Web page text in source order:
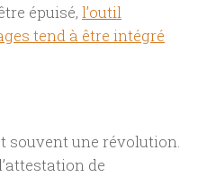
épuisé, l’outil
tend à être intégré
souvent une révolution.
de